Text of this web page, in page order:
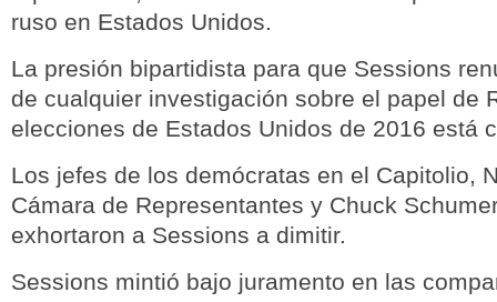
ruso en Estados Unidos.
La presión bipartidista para que Sessions
de cualquier investigación sobre el papel de
elecciones de Estados Unidos de 2016 está
Los jefes de los demócratas en el Capitolio,
Cámara de Representantes y Chuck
exhortaron a Sessions a dimitir.
Sessions mintió bajo juramento en las